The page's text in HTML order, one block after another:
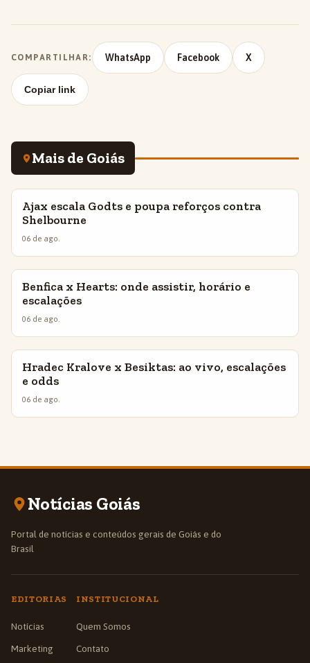
COMPARTILHAR: WhatsApp Facebook X
Copiar link
Mais de Goiás
INSIGHTS
Ajax escala Godts e poupa reforços contra
Shelbourne
06 de ago.
INSIGHTS
Benfica x Hearts: onde assistir, horário e
escalações
06 de ago.
INSIGHTS
Hradec Kralove x Besiktas: ao vivo, escalações
e odds
06 de ago.
Notícias Goiás
Portal de notícias e conteúdos gerais de Goiás e do
Brasil
EDITORIAS
Notícias
Marketing
INSTITUCIONAL
Quem Somos
Contato